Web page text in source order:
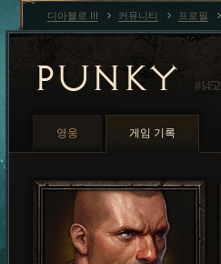
PUNKY #1452
영웅 게임 기록
디아블로 III 커뮤니티 프로필